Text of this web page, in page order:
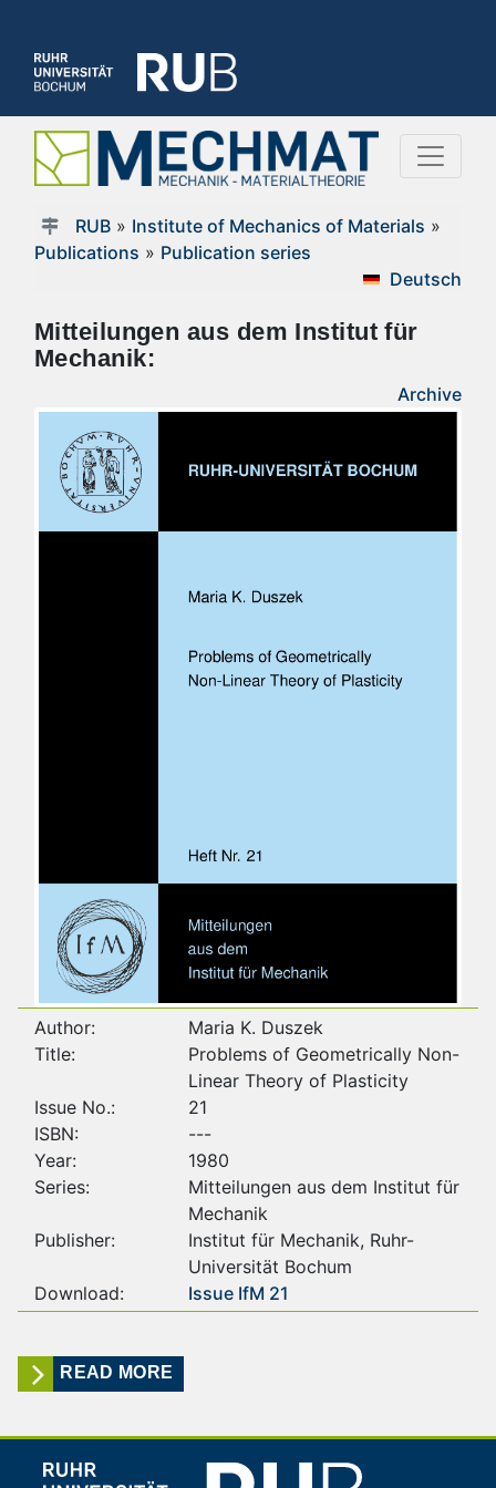
RUB» Institute of Mechanics of Materials »
Publications » Publication series
Deutsch
Mitteilungen aus dem Institut für
Mechanik:
Archive
Author:
Maria K. Duszek
Title:
Problems of Geometrically Non-
Linear Theory of Plasticity
Issue No.:
21
ISBN:
---
Year:
1980
Series:
Mitteilungen aus dem Institut für
Mechanik
Publisher:
Institut für Mechanik, Ruhr-
Universität Bochum
Download:
Issue IfM 21
READ MORE